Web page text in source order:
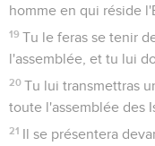
homme en qui réside
19 Tu le feras se tenir
l'assemblée, et tu lui
20 Tu lui transmettras
toute l'assemblée des
21 Il se présentera